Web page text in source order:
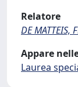
Relatore
DE MATTEIS,
Appare
Laurea